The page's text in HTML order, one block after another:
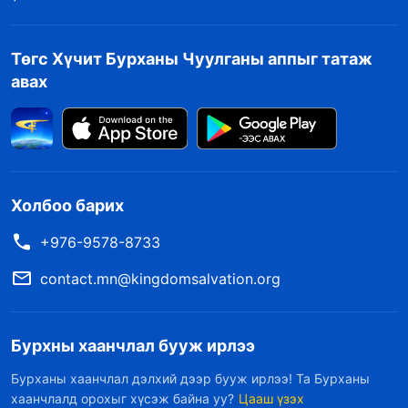
………………………
Сатанаас гардаг ажил гэж юу вэ?
Сатанаас гардаг ажилд хүмүүсийн доторх
хүсдэг ч дотор нь үргэлж буруутгал байдаг,
эдгээр буруутгал болон бодол тэдний дотор
байнга саад болж, амийнх нь өсөлтийг
хязгаарлаж, Бурханы өмнө хэвийн нөхцөл
хэлбэл, Сатаны ажил хүмүүсийн дотор
Төгс Хүчит Бурханы Чуулганы аппыг татаж
авах
Холбоо барих
+976-9578-8733
contact.mn@kingdomsalvation.org
Бурхны хаанчлал бууж ирлээ
Бурханы хаанчлал дэлхий дээр бууж ирлээ! Та Бурханы
хаанчлалд орохыг хүсэж байна уу? Цааш үзэх